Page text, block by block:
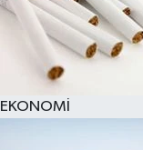
EKONOMİ